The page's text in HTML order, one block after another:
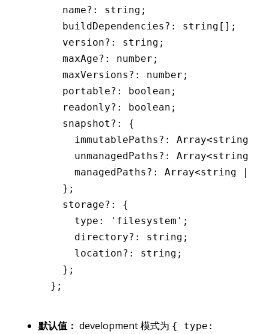
      name
?: string ;
      buildDependencies
?: string [];
      version
?: string ;
      maxAge
?: number ;
      maxVersions
?: number ;
      portable
?: boolean ;
      readonly
?: boolean ;
      snapshot
?:
{
        immutablePaths
?: Array<string
        unmanagedPaths
?: Array<string
        managedPaths
?: Array<string |
      };
      storage
?:
{
        type
: 'filesystem' ;
        directory
?: string ;
        location
?: string ;
      };
    };
默认值： development 模式为 { type: